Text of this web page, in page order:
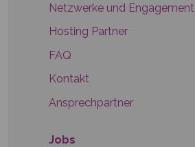
Netzwerke und Engagement
Hosting Partner
FAQ
Kontakt
Ansprechpartner
Jobs